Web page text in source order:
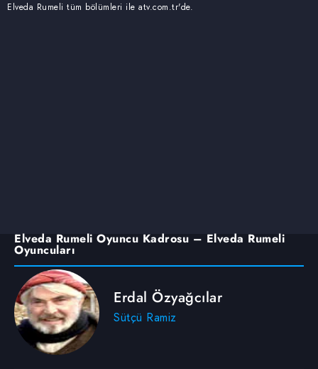
Elveda Rumeli tüm bölümleri ile atv.com.tr'de.
Elveda Rumeli Oyuncu Kadrosu – Elveda Rumeli
Oyuncuları
Erdal Özyağcılar
Sütçü Ramiz